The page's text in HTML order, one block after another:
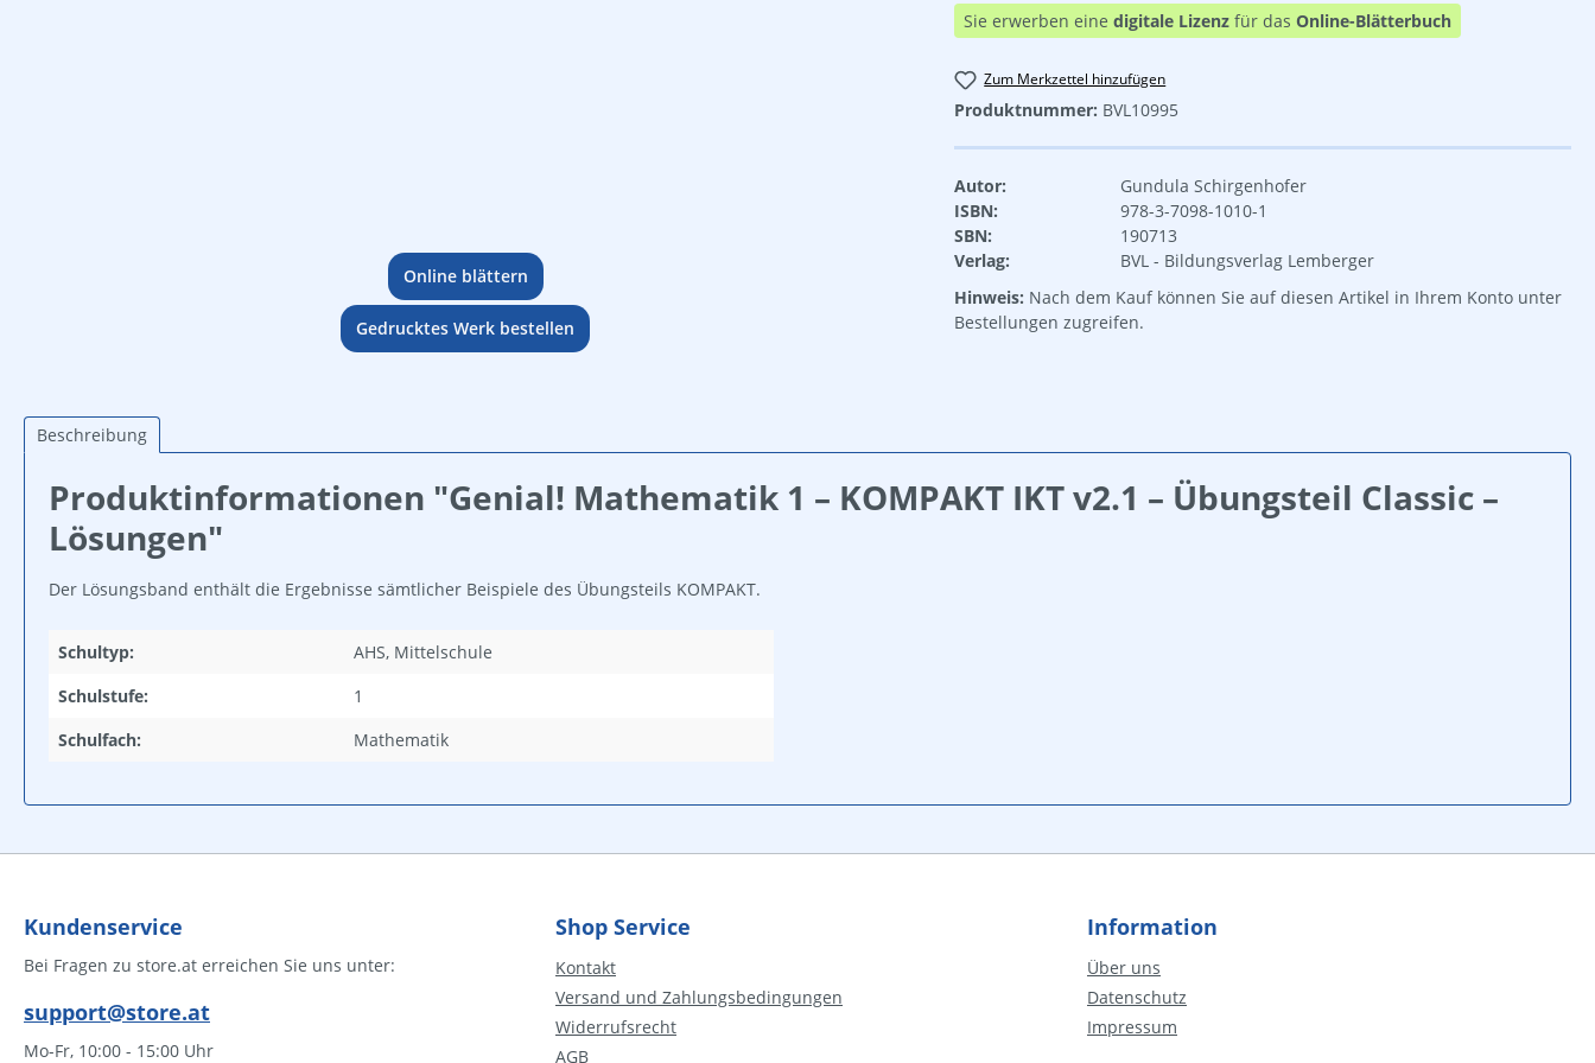
Online blättern
Gedrucktes Werk bestellen
Sie erwerben eine digitale Lizenz für das Online-Blätterbuch
Zum Merkzettel hinzufügen
Produktnummer: BVL10995
Autor:
Gundula Schirgenhofer
ISBN:
978-3-7098-1010-1
SBN:
190713
Verlag:
BVL - Bildungsverlag Lemberger
Hinweis: Nach dem Kauf können Sie auf diesen Artikel in Ihrem Konto unter
Bestellungen zugreifen.
Beschreibung
Produktinformationen "Genial! Mathematik 1 – KOMPAKT IKT v2.1 – Übungsteil Classic –
Lösungen"
Der Lösungsband enthält die Ergebnisse sämtlicher Beispiele des Übungsteils KOMPAKT.
Schultyp:
AHS, Mittelschule
Schulstufe:
1
Schulfach:
Mathematik
Kundenservice
Bei Fragen zu store.at erreichen Sie uns unter:
support@store.at
Mo-Fr, 10:00 - 15:00 Uhr
Shop Service
Kontakt
Versand und Zahlungsbedingungen
Widerrufsrecht
AGB
Information
Über uns
Datenschutz
Impressum